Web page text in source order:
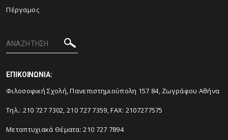
Πέργαμος
ΕΠΙΚΟΙΝΩΝΙΑ:
Φιλοσοφική Σχολή, Πανεπιστημιούπολη 157 84, Ζωγράφου Αθήνα
Τηλ.: 210 727 7302, 210 727 7359, FAX: 2107277575
Μεταπτυχιακά Θέματα: 210 727 7894